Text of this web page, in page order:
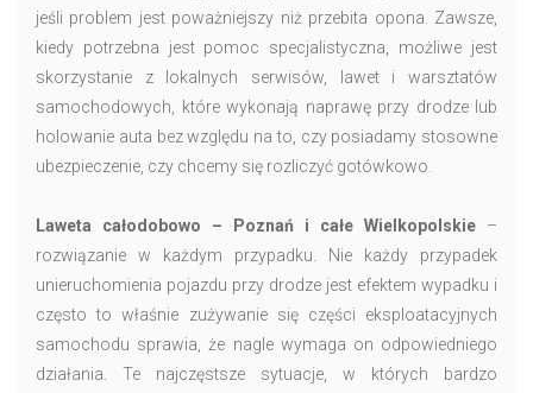
jeśli problem jest poważniejszy niż przebita opona. Zawsze,
kiedy potrzebna jest pomoc specjalistyczna, możliwe jest
skorzystanie z lokalnych serwisów, lawet i warsztatów
samochodowych, które wykonają naprawę przy drodze lub
holowanie auta bez względu na to, czy posiadamy stosowne
ubezpieczenie, czy chcemy się rozliczyć gotówkowo.
Laweta całodobowo – Poznań i całe Wielkopolskie –
rozwiązanie w każdym przypadku. Nie każdy przypadek
unieruchomienia pojazdu przy drodze jest efektem wypadku i
często to właśnie zużywanie się części eksploatacyjnych
samochodu sprawia, że nagle wymaga on odpowiedniego
działania. Te najczęstsze sytuacje, w których bardzo